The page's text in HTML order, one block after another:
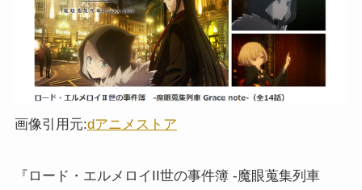
画像引用元:dアニメストア
『ロード・エルメロイII世の事件簿 -魔眼蒐集列車